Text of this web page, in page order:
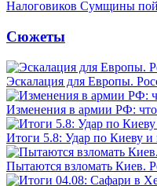
Налоговиков Сумщины
Сюжеты
Эскалация для Европы.
Изменения в армии РФ:
Итоги 5.8: Удар по Киеву и
Пытаются взломать Киев.